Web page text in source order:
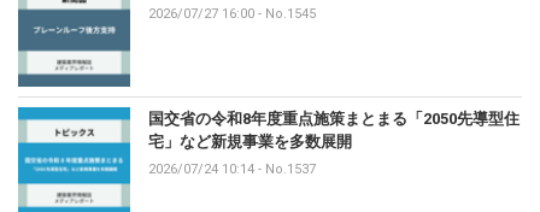
2026/07/27 16:00 - No.1545
国交省の令和8年度重点施策まとまる「2050先導型住
宅」など新規事業を多数展開
2026/07/24 10:14 - No.1537